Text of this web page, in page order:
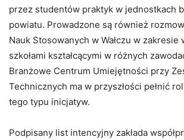
przez studentów praktyk w jednostkach
powiatu. Prowadzone są również
Nauk Stosowanych w Wałczu w zakresie
szkołami kształcącymi w różnych
Branżowe Centrum Umiejętności przy
Technicznych ma w przyszłości pełnić
tego typu inicjatyw.
Podpisany list intencyjny zakłada